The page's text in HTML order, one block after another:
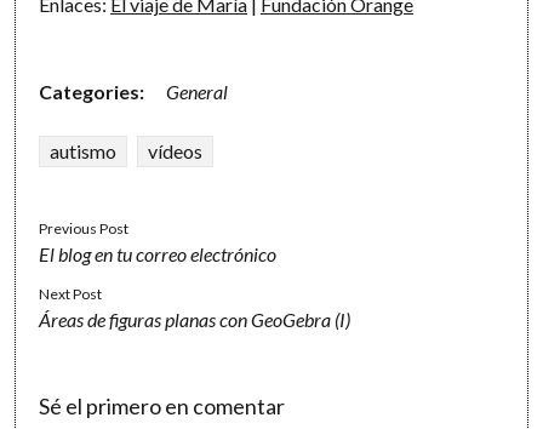
Categories: General
autismo vídeos
Previous Post
El blog en tu correo electrónico
Next Post
Áreas de figuras planas con GeoGebra (I)
Sé el primero en comentar